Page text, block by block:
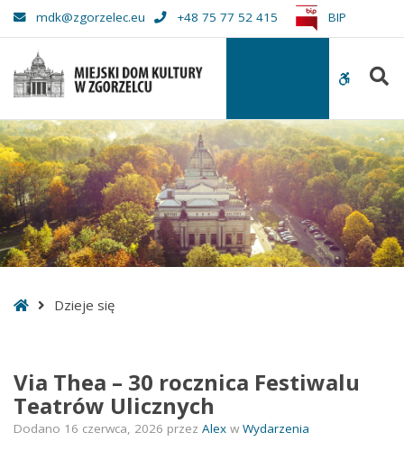
Dzieje
się
mdk@zgorzelec.eu +48 75 77 52 415 BIP
WCAG
StartDzieje się
Via Thea – 30 rocznica Festiwalu
Teatrów Ulicznych
Dodano 16 czerwca, 2026 przez Alex w Wydarzenia